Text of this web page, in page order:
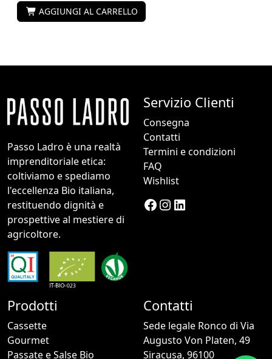
AGGIUNGI AL CARRELLO
Passo Ladro è una realtà
imprenditoriale etica:
coltiviamo e spediamo
l'eccellenza Bio italiana,
restituendo dignità e
prospettive al mestiere di
agricoltore.
Servizio Clienti
Consegna
Contatti
Termini e condizioni
FAQ
Wishlist
Facebook InstagramLinkedIn
Prodotti
Cassette
Gourmet
Passate e Salse Bio
Contatti
Sede legale Ronco di Via
Augusto Von Platen, 49
Siracusa, 96100